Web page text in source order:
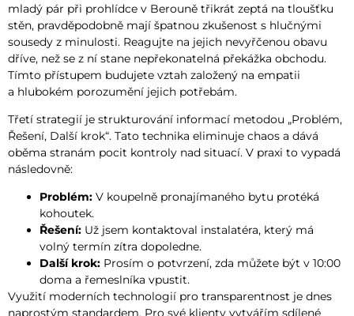
mladý pár při prohlídce v Berouně třikrát zeptá na tloušťku
stěn, pravděpodobně mají špatnou zkušenost s hlučnými
sousedy z minulosti. Reagujte na jejich nevyřčenou obavu
dříve, než se z ní stane nepřekonatelná překážka obchodu.
Tímto přístupem budujete vztah založený na empatii
a hlubokém porozumění jejich potřebám.
Třetí strategií je strukturování informací metodou „Problém,
Řešení, Další krok“. Tato technika eliminuje chaos a dává
oběma stranám pocit kontroly nad situací. V praxi to vypadá
následovně:
Problém: V koupelně pronajímaného bytu protéká
kohoutek.
Řešení: Už jsem kontaktoval instalatéra, který má
volný termín zítra dopoledne.
Další krok: Prosím o potvrzení, zda můžete být v 10:00
doma a řemeslníka vpustit.
Využití moderních technologií pro transparentnost je dnes